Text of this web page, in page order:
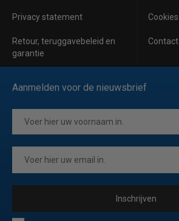
Privacy statement Cookies
Retour, teruggavebeleid en
garantie
Contact
Aanmelden voor de nieuwsbrief
Inschrijven